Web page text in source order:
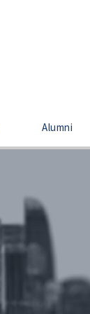
Alumni